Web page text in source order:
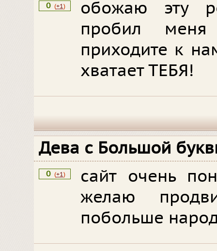
0 (+1)
обожаю эту
пробил
приходите к
хватает ТЕБЯ!
Дева с Большой
0 (+1)
сайт очень
желаю
побольше